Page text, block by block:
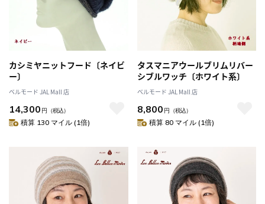
カシミヤニットフード〔ネイビ
ー〕
ベルモード JAL Mall 店
14,300 円 （税込）
積算 130 マイル (1倍)
タスマニアウールブリムリバー
シブルワッチ〔ホワイト系〕
ベルモード JAL Mall 店
8,800 円 （税込）
積算 80 マイル (1倍)